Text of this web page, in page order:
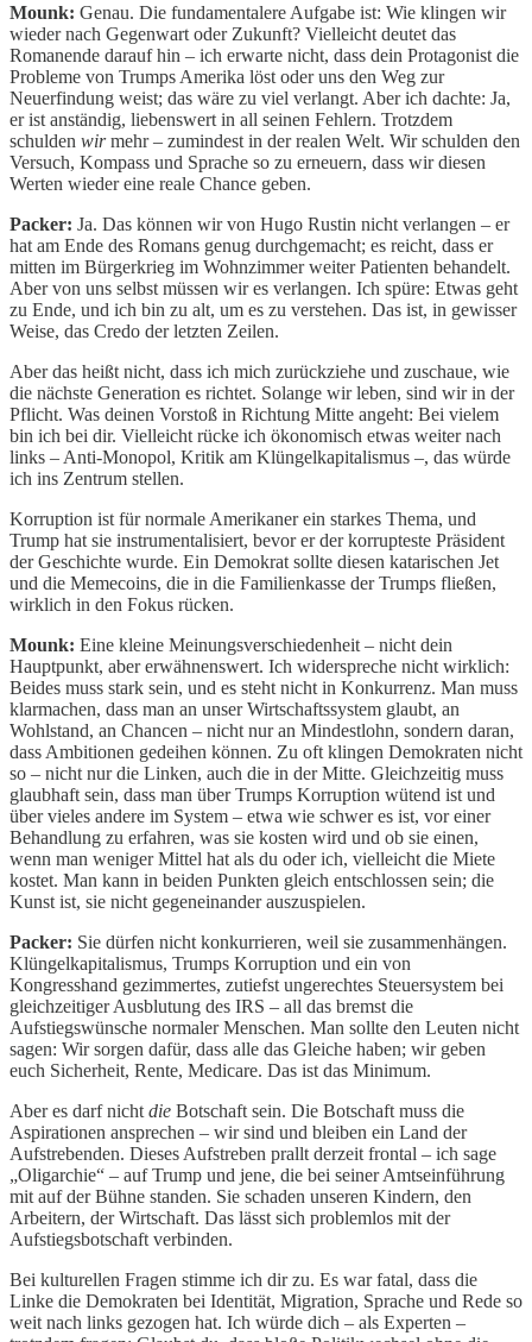
Mounk: Genau. Die fundamentalere Aufgabe ist: Wie klingen wir
wieder nach Gegenwart oder Zukunft? Vielleicht deutet das
Romanende darauf hin – ich erwarte nicht, dass dein Protagonist die
Probleme von Trumps Amerika löst oder uns den Weg zur
Neuerfindung weist; das wäre zu viel verlangt. Aber ich dachte: Ja,
er ist anständig, liebenswert in all seinen Fehlern. Trotzdem
schulden wirmehr – zumindest in der realen Welt. Wir schulden den
Versuch, Kompass und Sprache so zu erneuern, dass wir diesen
Werten wieder eine reale Chance geben.
Packer: Ja. Das können wir von Hugo Rustin nicht verlangen – er
hat am Ende des Romans genug durchgemacht; es reicht, dass er
mitten im Bürgerkrieg im Wohnzimmer weiter Patienten behandelt.
Aber von uns selbst müssen wir es verlangen. Ich spüre: Etwas geht
zu Ende, und ich bin zu alt, um es zu verstehen. Das ist, in gewisser
Weise, das Credo der letzten Zeilen.
Aber das heißt nicht, dass ich mich zurückziehe und zuschaue, wie
die nächste Generation es richtet. Solange wir leben, sind wir in der
Pflicht. Was deinen Vorstoß in Richtung Mitte angeht: Bei vielem
bin ich bei dir. Vielleicht rücke ich ökonomisch etwas weiter nach
links – Anti-Monopol, Kritik am Klüngelkapitalismus –, das würde
ich ins Zentrum stellen.
Korruption ist für normale Amerikaner ein starkes Thema, und
Trump hat sie instrumentalisiert, bevor er der korrupteste Präsident
der Geschichte wurde. Ein Demokrat sollte diesen katarischen Jet
und die Memecoins, die in die Familienkasse der Trumps fließen,
wirklich in den Fokus rücken.
Mounk: Eine kleine Meinungsverschiedenheit – nicht dein
Hauptpunkt, aber erwähnenswert. Ich widerspreche nicht wirklich:
Beides muss stark sein, und es steht nicht in Konkurrenz. Man muss
klarmachen, dass man an unser Wirtschaftssystem glaubt, an
Wohlstand, an Chancen – nicht nur an Mindestlohn, sondern daran,
dass Ambitionen gedeihen können. Zu oft klingen Demokraten nicht
so – nicht nur die Linken, auch die in der Mitte. Gleichzeitig muss
glaubhaft sein, dass man über Trumps Korruption wütend ist und
über vieles andere im System – etwa wie schwer es ist, vor einer
Behandlung zu erfahren, was sie kosten wird und ob sie einen,
wenn man weniger Mittel hat als du oder ich, vielleicht die Miete
kostet. Man kann in beiden Punkten gleich entschlossen sein; die
Kunst ist, sie nicht gegeneinander auszuspielen.
Packer: Sie dürfen nicht konkurrieren, weil sie zusammenhängen.
Klüngelkapitalismus, Trumps Korruption und ein von
Kongresshand gezimmertes, zutiefst ungerechtes Steuersystem bei
gleichzeitiger Ausblutung des IRS – all das bremst die
Aufstiegswünsche normaler Menschen. Man sollte den Leuten nicht
sagen: Wir sorgen dafür, dass alle das Gleiche haben; wir geben
euch Sicherheit, Rente, Medicare. Das ist das Minimum.
Aber es darf nicht die Botschaft sein. Die Botschaft muss die
Aspirationen ansprechen – wir sind und bleiben ein Land der
Aufstrebenden. Dieses Aufstreben prallt derzeit frontal – ich sage
„Oligarchie“ – auf Trump und jene, die bei seiner Amtseinführung
mit auf der Bühne standen. Sie schaden unseren Kindern, den
Arbeitern, der Wirtschaft. Das lässt sich problemlos mit der
Aufstiegsbotschaft verbinden.
Bei kulturellen Fragen stimme ich dir zu. Es war fatal, dass die
Linke die Demokraten bei Identität, Migration, Sprache und Rede so
weit nach links gezogen hat. Ich würde dich – als Experten –